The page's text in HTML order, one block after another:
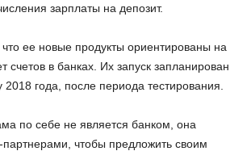
зарплаты на депозит.
ее новые продукты ориентированы на
счетов в банках. Их запуск запланирован
года, после периода тестирования.
по себе не является банком, она
партнерами, чтобы предложить своим